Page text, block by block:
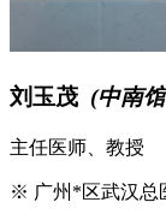
刘玉茂 (中南
主任医师、教授
※ 广州*区武汉总